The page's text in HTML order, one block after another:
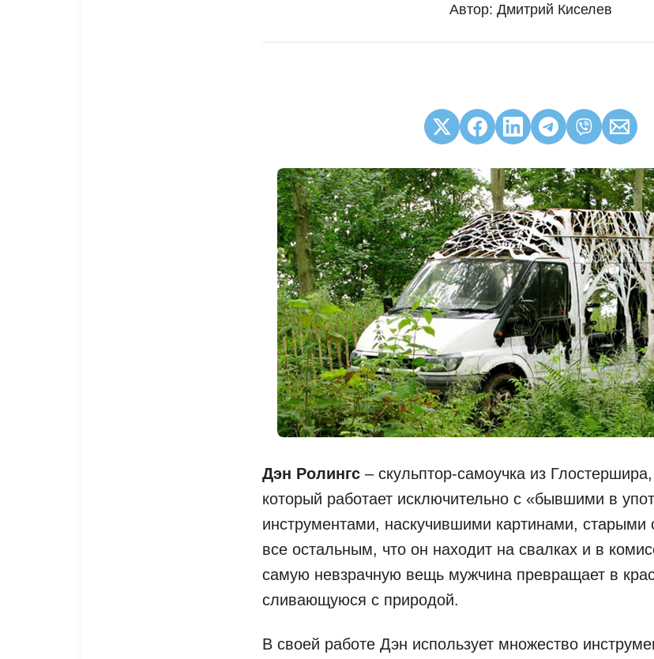
Автор: Дмитрий Киселев
Дэн Ролингс – скульптор-самоучка из
который работает исключительно с «бывшими в
инструментами, наскучившими картинами, старыми
все остальным, что он находит на свалках и в
самую невзрачную вещь мужчина превращает в
сливающуюся с природой.
В своей работе Дэн использует множество